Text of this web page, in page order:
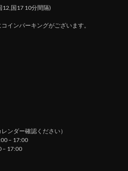
12,国17 10分間隔)
インパーキングがございます。
ンダー確認ください）
– 17:00
– 17:00